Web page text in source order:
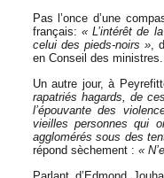
Pas l’once d’une
français: « L’intérêt de
celui des pieds-noirs » ,
en Conseil des ministres.
Un autre jour, à
rapatriés hagards, de
l’épouvante des
vieilles personnes qui
agglomérés sous des
répond sèchement : «